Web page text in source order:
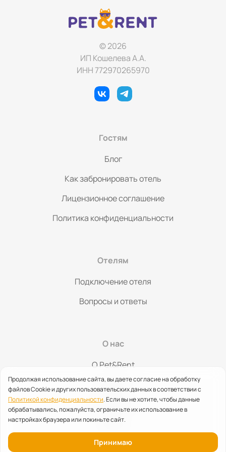
готов помочь. ​«Ракурс» выбирают за комфорт, порядок и
удобную инфраструктуру. Забронируйте номер и
© 2026
ИП Кошелева А.А.
ИНН 772970265970
Гостям
Блог
Как забронировать отель
Лицензионное соглашение
Политика конфиденциальности
Отелям
Подключение отеля
Вопросы и ответы
О нас
O Pet&Rent
Контакты
Партнерство
Помощь
Продолжая использование сайта, вы даете согласие на обработку
файлов Cookie и других пользовательских данных в соответствии с
Политикой конфиденциальности. Если вы не хотите, чтобы данные
обрабатывались, пожалуйста, ограничьте их использование в
настройках браузера или покиньте сайт.
Принимаю